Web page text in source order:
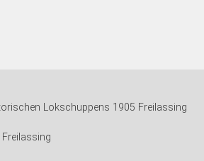
Lokschuppens 1905 Freilassing